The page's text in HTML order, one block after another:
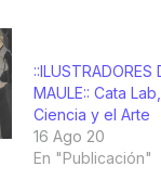
::ILUSTRADORES
MAULE:: Cata
Ciencia y el Arte
16 Ago 20
En "Publicación"